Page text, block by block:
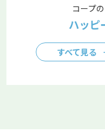
コープ
ハッピ
すべて見る